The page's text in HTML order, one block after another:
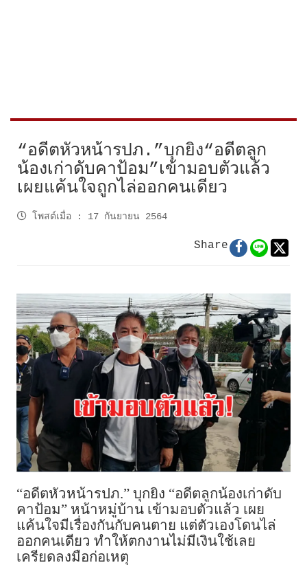
“อดีตหัวหน้ารปภ.”บุกยิง“อดีตลูก
น้องเก่าดับคาป้อม”เข้ามอบตัวแล้ว
เผยแค้นใจถูกไล่ออกคนเดียว
โพสต์เมื่อ : 17 กันยายน 2564
Share
“อดีตหัวหน้ารปภ.” บุกยิง “อดีตลูกน้องเก่าดับ
คาป้อม” หน้าหมู่บ้าน เข้ามอบตัวแล้ว เผย
แค้นใจมีเรื่องกันกับคนตาย แต่ตัวเองโดนไล่
ออกคนเดียว ทำให้ตกงานไม่มีเงินใช้เลย
เครียดลงมือก่อเหตุ